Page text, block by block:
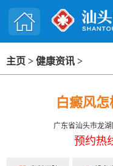
主页 > 健康资讯 >
白癜风
广东省汕头市龙
预约热